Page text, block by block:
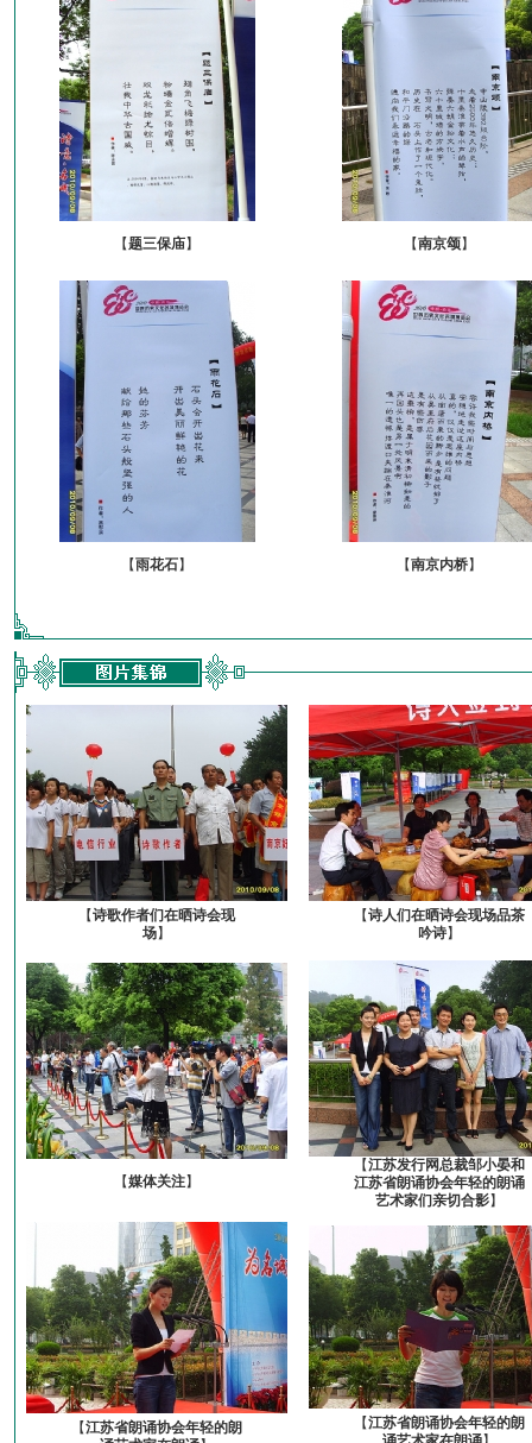
【题三保庙】 【南京颂】
【雨花石】 【南京内桥】
【诗歌作者们在晒诗会现
场】
【诗人们在晒诗会现场品茶
吟诗】
【媒体关注】
【江苏发行网总裁邹小晏和
江苏省朗诵协会年轻的朗诵
艺术家们亲切合影】
【江苏省朗诵协会年轻的朗
【江苏省朗诵协会年轻的朗